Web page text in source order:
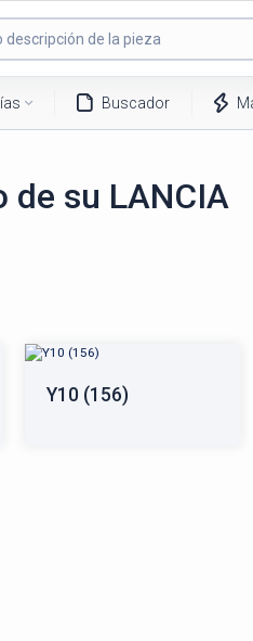
Buscador
de su LANCIA
Y10 (156)